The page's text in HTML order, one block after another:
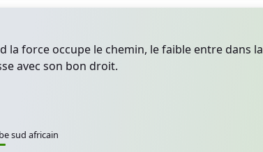
la force occupe le chemin, le faible entre dans la
avec son bon droit.
sud africain